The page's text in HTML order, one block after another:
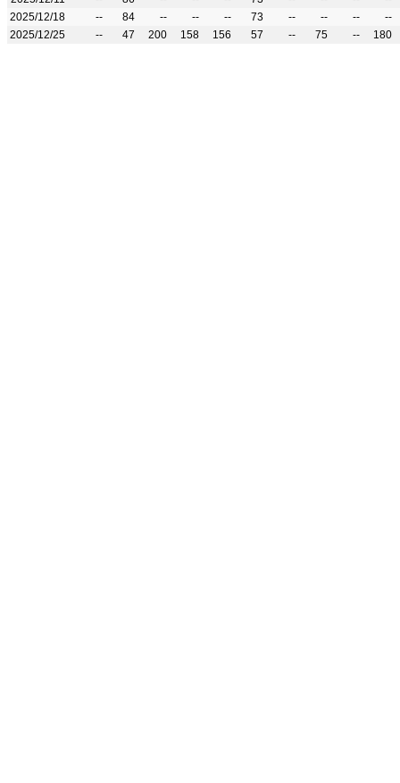
2025/12/18
-- 84 -- -- -- 73 -- -- --
--
2025/12/25
-- 47 200 158 156 57 -- 75 -- 180